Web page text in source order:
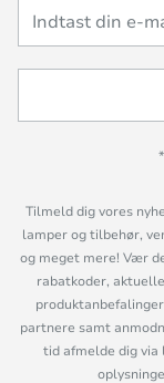
Tilmeld dig vores
lamper og tilbehør,
og meget mere! Vær
rabatkoder,
partnere samt
tid afmelde dig via